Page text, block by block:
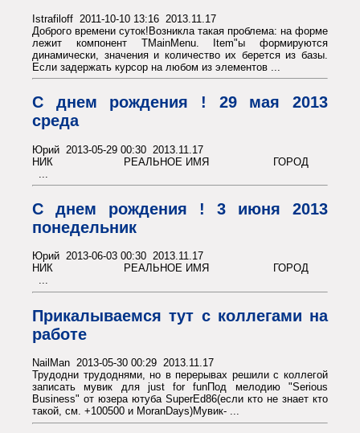
Istrafiloff 2011-10-10 13:16 2013.11.17
Доброго времени суток!Возникла такая проблема: на форме
лежит компонент TMainMenu. Item"ы формируются
динамически, значения и количество их берется из базы.
Если задержать курсор на любом из элементов ...
С днем рождения ! 29 мая 2013
среда
Юрий 2013-05-29 00:30 2013.11.17
НИК РЕАЛЬНОЕ ИМЯ ГОРОД
С днем рождения ! 3 июня 2013
понедельник
Юрий 2013-06-03 00:30 2013.11.17
НИК РЕАЛЬНОЕ ИМЯ ГОРОД
...
Прикалываемся тут с коллегами на
работе
NailMan 2013-05-30 00:29 2013.11.17
Трудодни трудоднями, но в перерывах решили с коллегой
записать мувик для just for funПод мелодию "Serious
Business" от юзера ютуба SuperEd86(если кто не знает кто
такой, см. +100500 и MoranDays)Мувик- ...